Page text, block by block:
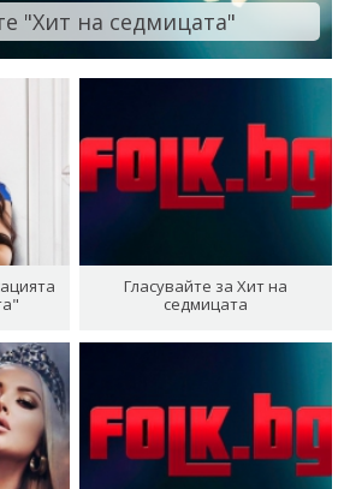
"Хит на седмицата"
Гласувайте за Хит на
седмицата